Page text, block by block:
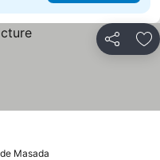
Partilhar
Masada